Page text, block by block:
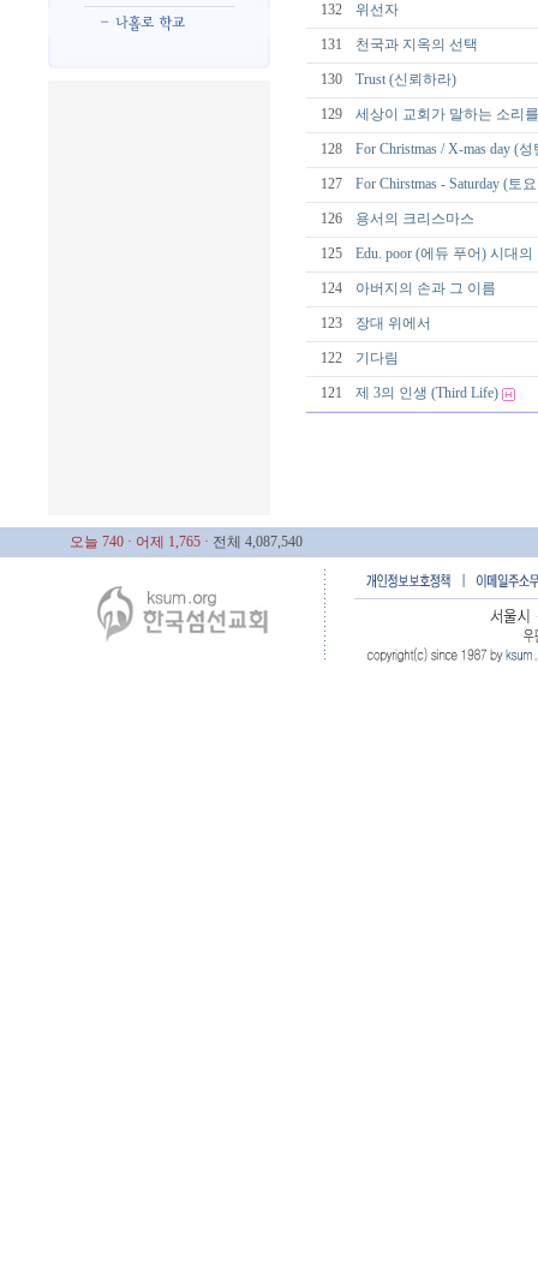
132 위선자
131 천국과 지옥의 선택
130 Trust (신뢰하라)
129 세상이 교회가 말하는 소리
128 For Christmas / X-mas day (
127 For Chirstmas - Saturday (토
126 용서의 크리스마스
125 Edu. poor (에듀 푸어) 시대
124 아버지의 손과 그 이름
123 장대 위에서
122 기다림
121 제 3의 인생 (Third Life)
오늘 740 · 어제 1,765 · 전체 4,087,540